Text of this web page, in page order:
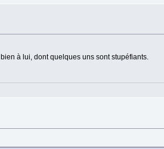
à lui, dont quelques uns sont stupéfiants.